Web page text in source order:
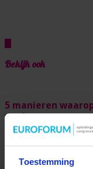
Toestemming
5 manieren
werk
3 weken ago
Bekijk ook